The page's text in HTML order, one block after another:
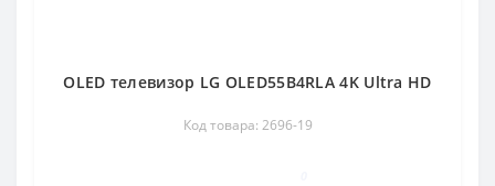
OLED телевизор LG OLED55B4RLA 4K Ultra HD
Код товара: 2696-19